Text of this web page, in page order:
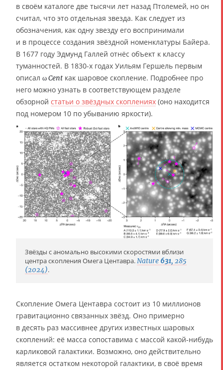
в своём каталоге две тысячи лет назад Птолемей, но он
считал, что это отдельная звезда. Как следует из
обозначения, как одну звезду его воспринимали
и в процессе создания звёздной номенклатуры Байера.
В 1677 году Эдмунд Галлей отнёс объект к классу
туманностей. В 1830-х годах Уильям Гершель первым
описал ω Cent как шаровое скопление. Подробнее про
него можно узнать в соответствующем разделе
обзорной статьи о звёздных скоплениях (оно находится
под номером 10 по убыванию яркости).
Звёзды с аномально высокими скоростями вблизи
центра скопления Омега Центавра.Nature 631, 285
(2024).
Скопление Омега Центавра состоит из 10 миллионов
гравитационно связанных звёзд. Оно примерно
в десять раз массивнее других известных шаровых
скоплений: её масса сопоставима с массой какой-нибудь
карликовой галактики. Возможно, оно действительно
является остатком некоторой галактики, в своё время